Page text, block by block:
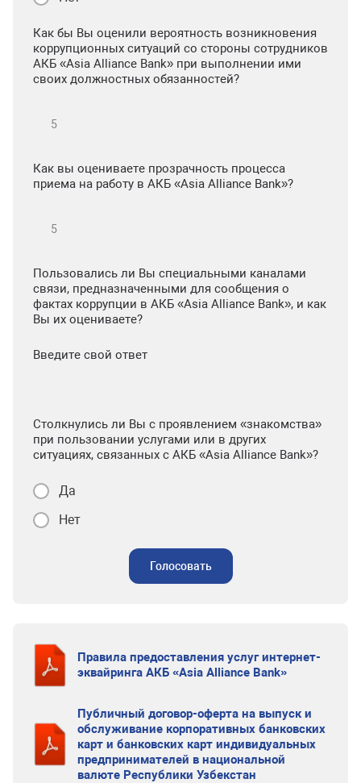
Как бы Вы оценили вероятность возникновения
коррупционных ситуаций со стороны сотрудников
АКБ «Asia Alliance Bank» при выполнении ими
своих должностных обязанностей?
Как вы оцениваете прозрачность процесса
приема на работу в АКБ «Asia Alliance Bank»?
Пользовались ли Вы специальными каналами
связи, предназначенными для сообщения о
фактах коррупции в АКБ «Asia Alliance Bank», и как
Вы их оцениваете?
Введите свой ответ
Столкнулись ли Вы с проявлением «знакомства»
при пользовании услугами или в других
ситуациях, связанных с АКБ «Asia Alliance Bank»?
Да
Нет
Голосовать
Правила предоставления услуг интернет-
эквайринга АКБ «Asia Alliance Bank»
Публичный договор-оферта на выпуск и
обслуживание корпоративных банковских
карт и банковских карт индивидуальных
предпринимателей в национальной
валюте Республики Узбекстан